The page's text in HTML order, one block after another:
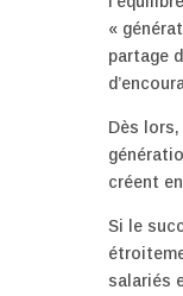
«
partage
Dès
créent
Si le
salariés